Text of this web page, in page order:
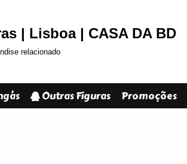
| Lisboa | CASA DA BD
relacionado
Outras Figuras Promoções